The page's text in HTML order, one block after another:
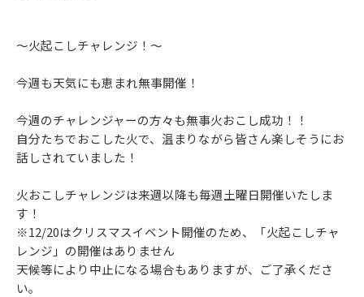
～火起こしチャレンジ！～
今週も天気にも恵まれ無事開催！
今週のチャレンジャーの方々も無事火おこし成功！！
自分たちでおこした火で、温まりながら皆さん楽しそうにお
話しされていました！
火おこしチャレンジは来週以降も毎週土曜日開催いたしま
す！
※12/20はクリスマスイベント開催のため、「火起こしチャ
レンジ」の開催はありません
天候等により中止になる場合もありますが、ご了承くださ
い。